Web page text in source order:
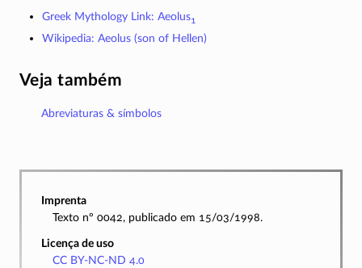
Greek Mythology Link: Aeolus1
Wikipedia: Aeolus (son of Hellen)
Veja também
Abreviaturas & símbolos
Imprenta
Texto nº 0042, publicado em 15/03/1998.
Licença de uso
CC BY-NC-ND 4.0